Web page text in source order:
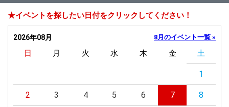
★イベントを探したい日付をクリックしてください！
2026年08月 8月のイベント一覧 »
日 月 火 水 木 金 土
1
2 3 4 5 6 7 8